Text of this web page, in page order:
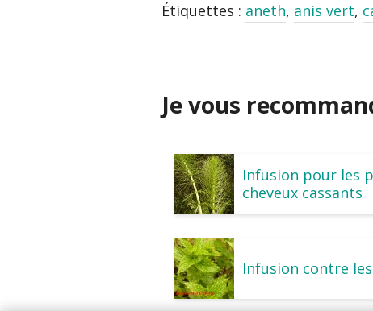
Étiquettes : aneth, anis vert,
Je vous
Infusion pour les
cheveux cassants
Infusion contre